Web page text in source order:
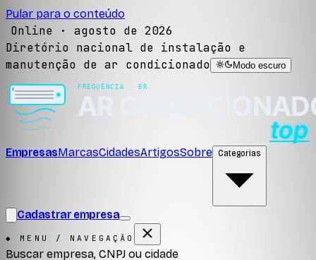
Pular para o conteúdo
Online · agosto de 2026
Diretório nacional de instalação e
manutenção de ar condicionado
Modo escuro
EmpresasMarcasCidadesArtigosSobre Categorias
Cadastrar empresa
◆ MENU / NAVEGAÇÃO
Buscar empresa, CNPJ ou cidade